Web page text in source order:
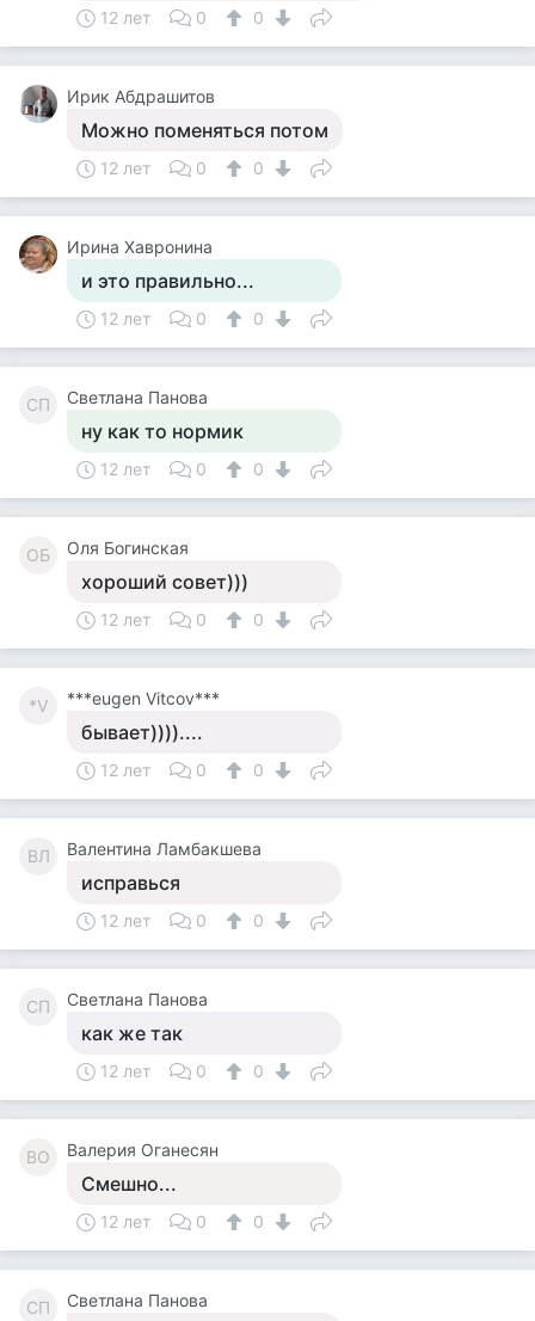
12 лет 0 0
Ирик Абдрашитов
Можно поменяться потом
12 лет 0 0
Ирина Хавронина
и это правильно...
12 лет 0 0
СП Светлана Панова
ну как то нормик
12 лет 0 0
ОБ Оля Богинская
хороший совет)))
12 лет 0 0
*V ***eugen Vitcov***
бывает))))....
12 лет 0 0
ВЛ Валентина Ламбакшева
исправься
12 лет 0 0
СП Светлана Панова
как же так
12 лет 0 0
ВО Валерия Оганесян
Смешно...
12 лет 0 0
СП Светлана Панова